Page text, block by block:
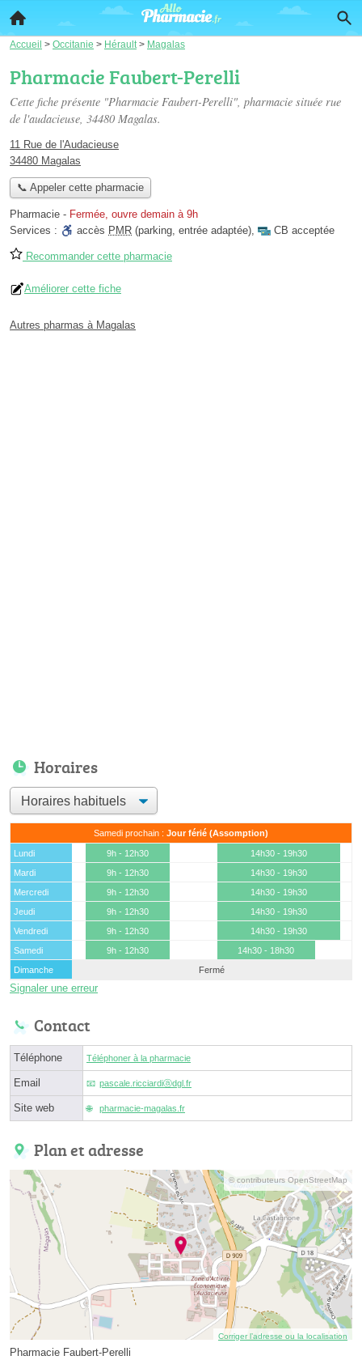
Accueil > Occitanie > Hérault > Magalas
Pharmacie Faubert-Perelli
Cette fiche présente "Pharmacie Faubert-Perelli", pharmacie située rue
de l'audacieuse, 34480 Magalas.
11 Rue de l'Audacieuse
34480 Magalas
📞 Appeler cette pharmacie
Pharmacie - Fermée, ouvre demain à 9h
Services :
accès PMR (parking, entrée adaptée), CB acceptée
Recommander cette pharmacie
Améliorer cette fiche
Autres pharmas à Magalas
Horaires
Samedi prochain : Jour férié (Assomption)
Lundi 9h - 12h30
14h30 - 19h30
Mardi
9h - 12h30
14h30 - 19h30
Mercredi
9h - 12h30
14h30 - 19h30
Jeudi
9h - 12h30
14h30 - 19h30
Vendredi
9h - 12h30
14h30 - 19h30
Samedi
9h - 12h30
14h30 - 18h30
Dimanche
Fermé
Signaler une erreur
Contact
Téléphone Téléphoner à la pharmacie
Email pascale.ricciardiⓐdgl.fr
Site web pharmacie-magalas.fr
Plan et adresse
© contributeurs OpenStreetMap
Corriger l’adresse ou la localisation
Pharmacie Faubert-Perelli